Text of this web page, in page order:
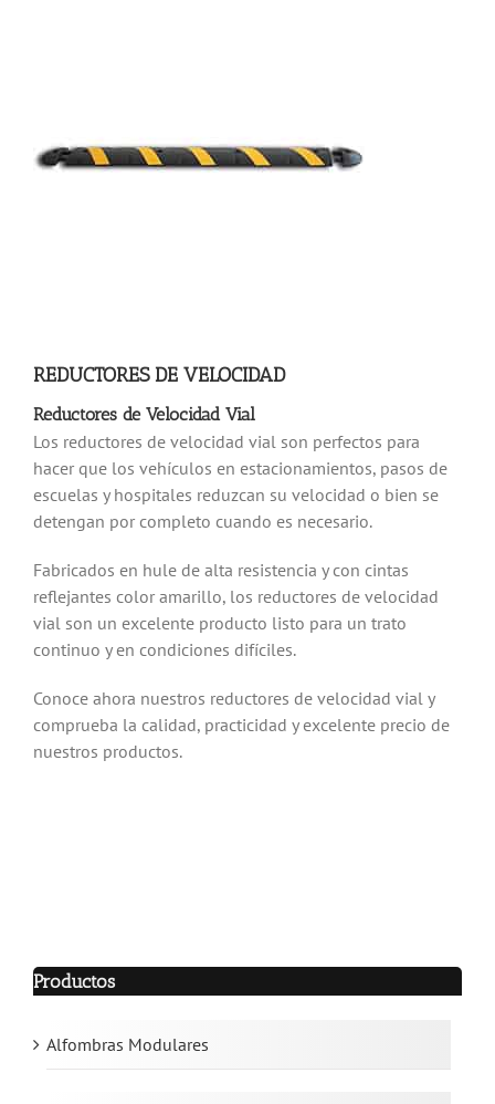
REDUCTORES DE VELOCIDAD
Reductores de Velocidad Vial
Los reductores de velocidad vial son perfectos para
hacer que los vehículos en estacionamientos, pasos de
escuelas y hospitales reduzcan su velocidad o bien se
detengan por completo cuando es necesario.
Fabricados en hule de alta resistencia y con cintas
reflejantes color amarillo, los reductores de velocidad
vial son un excelente producto listo para un trato
continuo y en condiciones difíciles.
Conoce ahora nuestros reductores de velocidad vial y
comprueba la calidad, practicidad y excelente precio de
nuestros productos.
Productos
Alfombras Modulares